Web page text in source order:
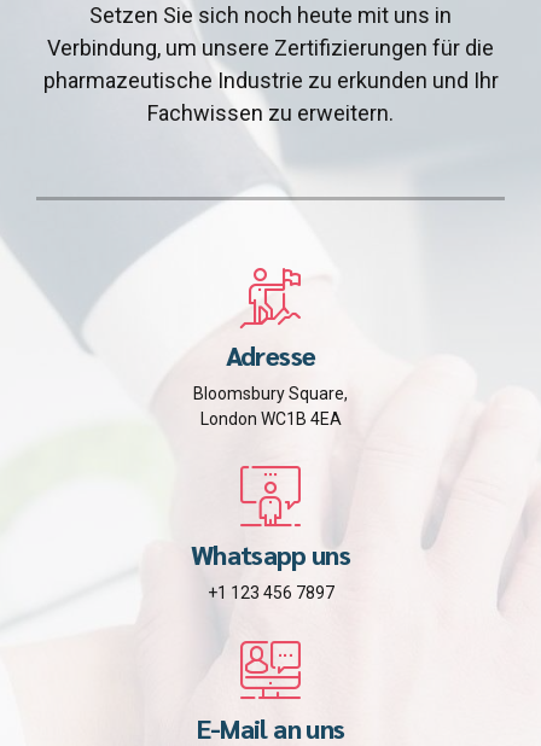
Setzen Sie sich noch heute mit uns in
Verbindung, um unsere Zertifizierungen für die
pharmazeutische Industrie zu erkunden und Ihr
Fachwissen zu erweitern.
Adresse
Bloomsbury Square,
London WC1B 4EA
Whatsapp uns
+1 123 456 7897
E-Mail an uns